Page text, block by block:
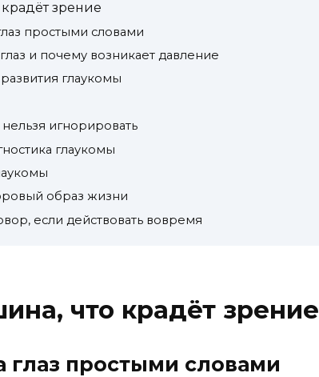
зрение
простыми словами
и почему возникает давление
глаукомы
игнорировать
глаукомы
образ жизни
если действовать вовремя
что крадёт зрение
глаз простыми словами